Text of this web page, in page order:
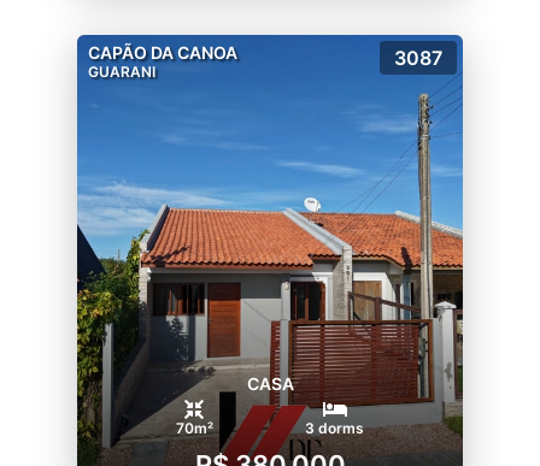
CAPÃO DA CANOA
GUARANI
3087
CASA
70m² 3 dorms